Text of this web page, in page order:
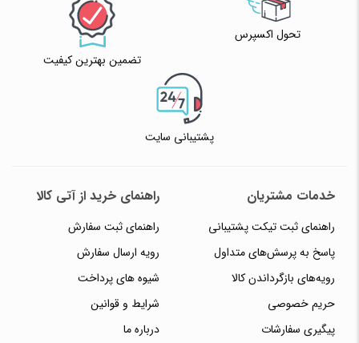
تحول اکسپرس
تضمین بهترین کیفیت
پشتیبانی سایت
خدمات مشتریان
راهنمای ثبت تیکت پشتیبانی
پاسخ به پرسش‌های متداول
رویه‌های بازگرداندن کالا
حریم خصوصی
پیگیری سفارشات
راهنمای خرید از آتی کالا
راهنمای ثبت سفارش
رویه ارسال سفارش
شیوه های پرداخت
شرایط و قوانین
درباره ما